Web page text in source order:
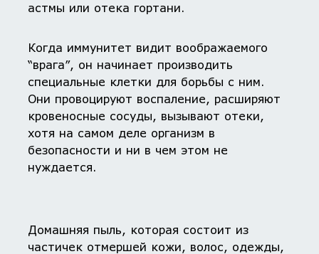
астмы или отека гортани.
Когда иммунитет видит воображаемого
“врага”, он начинает производить
специальные клетки для борьбы с ним.
Они провоцируют воспаление, расширяют
кровеносные сосуды, вызывают отеки,
хотя на самом деле организм в
безопасности и ни в чем этом не
нуждается.
Домашняя пыль, которая состоит из
частичек отмершей кожи, волос, одежды,